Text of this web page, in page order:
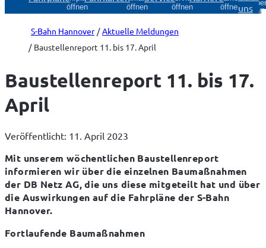
öffnen
öffnen
öffnen
öffnenuns
S-Bahn Hannover
Aktuelle Meldungen
Baustellenreport 11. bis 17. April
Baustellenreport 11. bis 17.
April
Veröffentlicht: 11. April 2023
Mit unserem wöchentlichen Baustellenreport
informieren wir über die einzelnen Baumaßnahmen
der DB Netz AG, die uns diese mitgeteilt hat und über
die Auswirkungen auf die Fahrpläne der S-Bahn
Hannover.
Fortlaufende Baumaßnahmen